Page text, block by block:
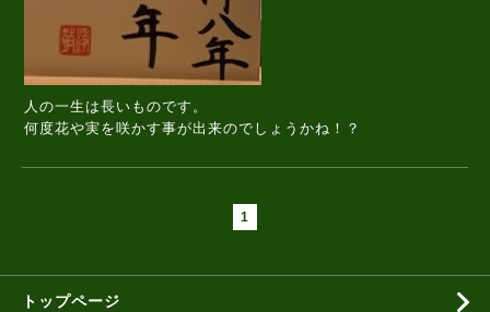
人の一生は長いものです。
何度花や実を咲かす事が出来のでしょうかね！？
1
トップページ